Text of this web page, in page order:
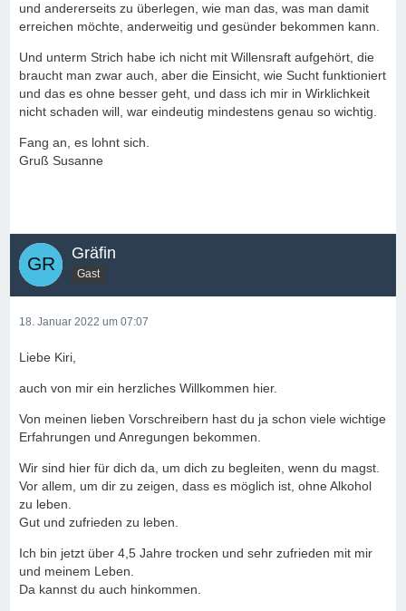
und andererseits zu überlegen, wie man das, was man damit
erreichen möchte, anderweitig und gesünder bekommen kann.
Und unterm Strich habe ich nicht mit Willensraft aufgehört, die
braucht man zwar auch, aber die Einsicht, wie Sucht funktioniert
und das es ohne besser geht, und dass ich mir in Wirklichkeit
nicht schaden will, war eindeutig mindestens genau so wichtig.
Fang an, es lohnt sich.
Gruß Susanne
Gräfin
Gast
18. Januar 2022 um 07:07
Liebe Kiri,
auch von mir ein herzliches Willkommen hier.
Von meinen lieben Vorschreibern hast du ja schon viele wichtige
Erfahrungen und Anregungen bekommen.
Wir sind hier für dich da, um dich zu begleiten, wenn du magst.
Vor allem, um dir zu zeigen, dass es möglich ist, ohne Alkohol
zu leben.
Gut und zufrieden zu leben.
Ich bin jetzt über 4,5 Jahre trocken und sehr zufrieden mit mir
und meinem Leben.
Da kannst du auch hinkommen.